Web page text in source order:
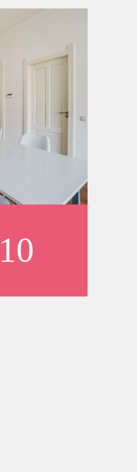
study room.
area. At walking
to) both
away on